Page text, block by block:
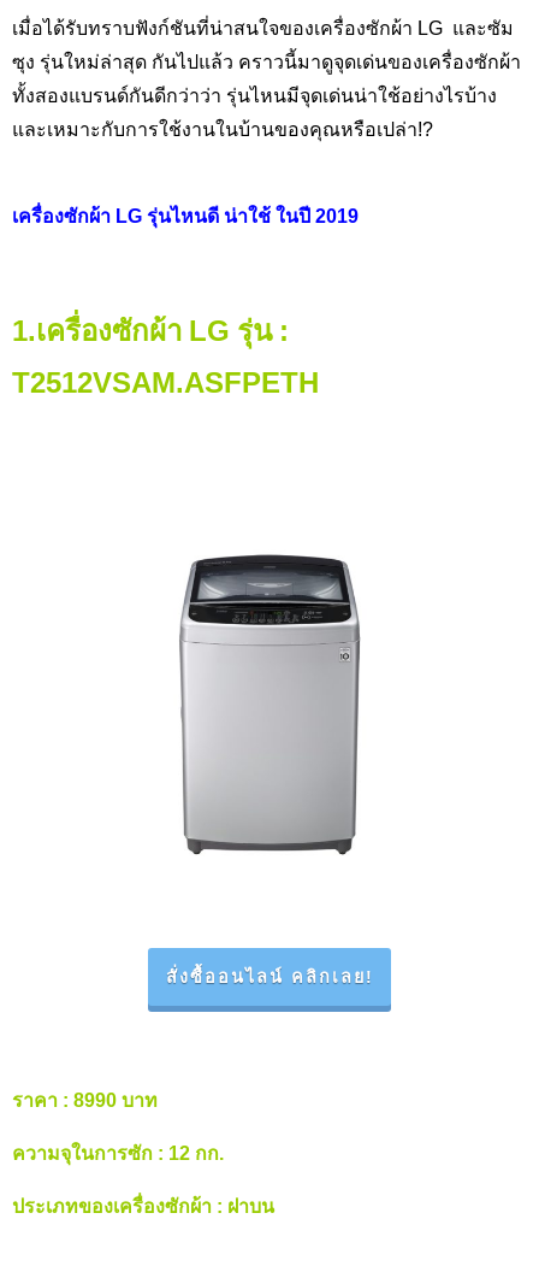
เมื่อได้รับทราบฟังก์ชันที่น่าสนใจของเครื่องซักผ้า LG และซัม
ซุง รุ่นใหม่ล่าสุด กันไปแล้ว คราวนี้มาดูจุดเด่นของเครื่องซักผ้า
ทั้งสองแบรนด์กันดีกว่าว่า รุ่นไหนมีจุดเด่นน่าใช้อย่างไรบ้าง
และเหมาะกับการใช้งานในบ้านของคุณหรือเปล่า!?
เครื่องซักผ้า LG รุ่นไหนดี น่าใช้ ในปี 2019
1.เครื่องซักผ้า LG รุ่น :
T2512VSAM.ASFPETH
สั่งซื้ออนไลน์ คลิกเลย!
ราคา : 8990 บาท
ความจุในการซัก : 12 กก.
ประเภทของเครื่องซักผ้า : ฝาบน